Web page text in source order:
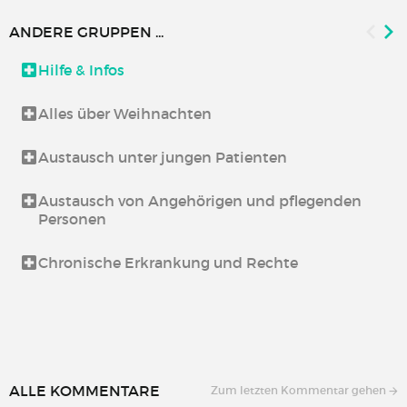
ANDERE GRUPPEN ...
Hilfe & Infos
Alles über Weihnachten
Austausch unter jungen Patienten
Austausch von Angehörigen und pflegenden
Personen
Chronische Erkrankung und Rechte
ALLE KOMMENTARE Zum letzten Kommentar gehen